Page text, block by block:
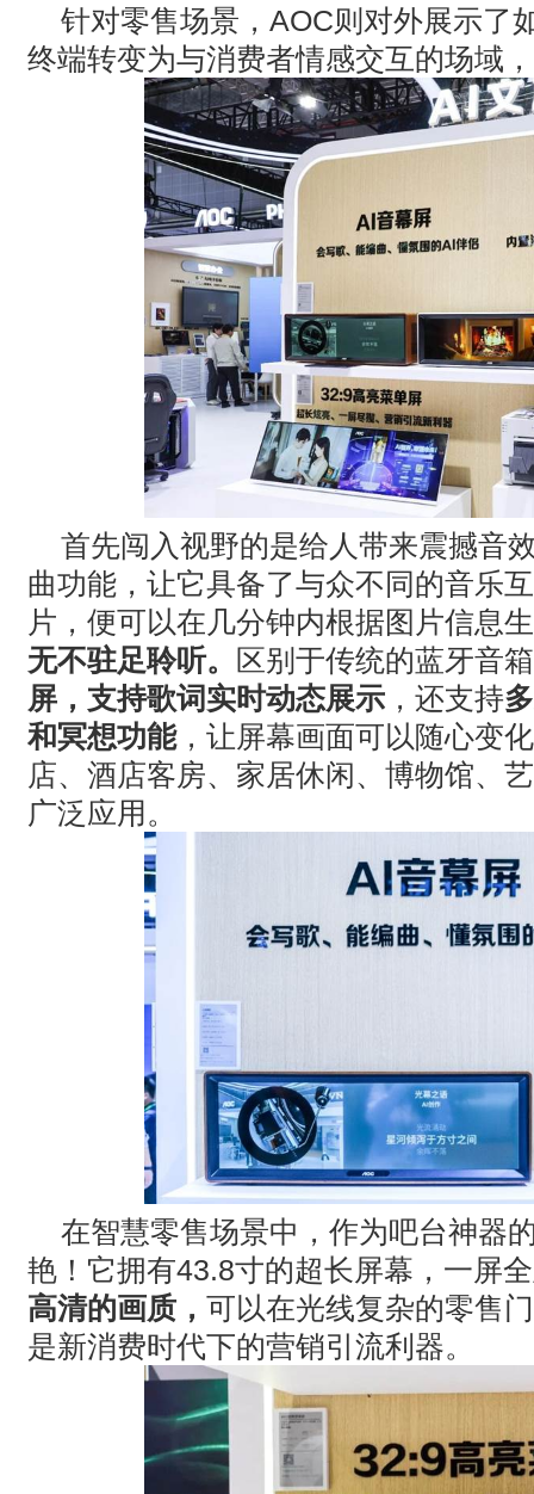
针对零售场景， AOC则对外展示了
终端转变为与消费者情感交互的场域
首先闯入视野的是给人带来震撼音
曲功能，让它具备了与众不同的音乐
片，便可以在几分钟内根据图片信息
无不驻足聆听。
区别于传统的蓝牙音
屏，支持歌词实时动态展示 ，还支持
和冥想功能，让屏幕画面可以随心变
店、酒店客房、家居休闲、博物馆、
广泛应用。
在智慧零售场景中，作为吧台神器
艳！它拥有43.8寸的超长屏幕，一屏
高清的画质， 可以在光线复杂的零售
是新消费时代下的营销引流利器。